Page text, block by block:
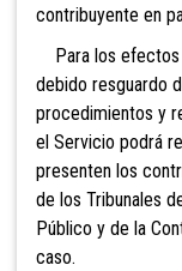
contribuyente en
Para los efectos
debido resguardo
procedimientos y
el Servicio podrá
presenten los
de los Tribunales
Público y de la
caso.